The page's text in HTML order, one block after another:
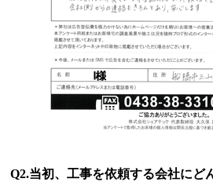
Q2.当初、工事を依頼する会社にど